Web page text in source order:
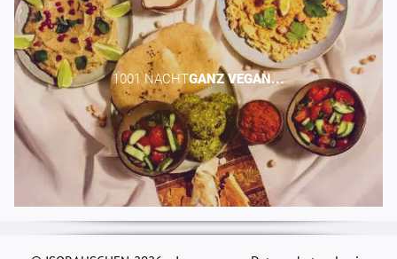
1001 NACHT​GANZ VEGAN...